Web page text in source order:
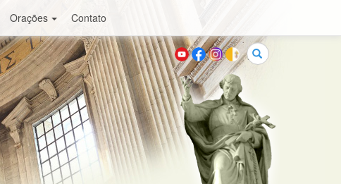
Orações Contato
Buscar